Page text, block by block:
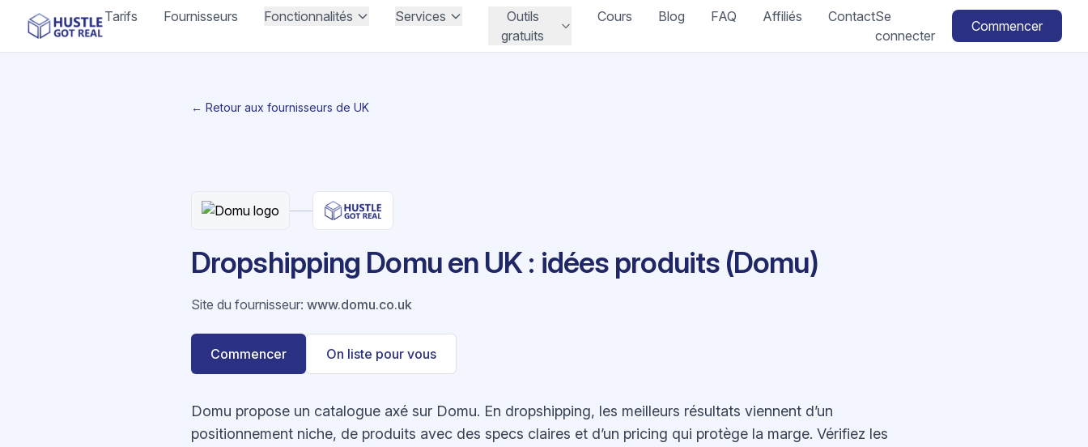
Tarifs Fournisseurs Fonctionnalités Services
Outils
gratuits
Cours Blog FAQ Affiliés ContactSe
connecter
Commencer
← Retour aux fournisseurs de UK
Dropshipping Domu en UK : idées produits (Domu)
Site du fournisseur: www.domu.co.uk
Commencer On liste pour vous
Domu propose un catalogue axé sur Domu. En dropshipping, les meilleurs résultats viennent d’un
positionnement niche, de produits avec des specs claires et d’un pricing qui protège la marge. Vérifiez les